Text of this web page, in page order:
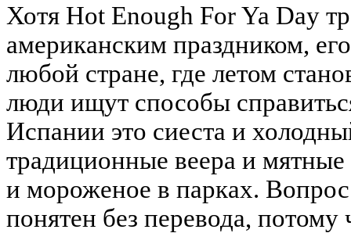
Хотя Hot Enough For Ya Day
американским праздником,
любой стране, где летом
люди ищут способы
Испании это сиеста и
традиционные веера и
и мороженое в парках.
понятен без перевода,